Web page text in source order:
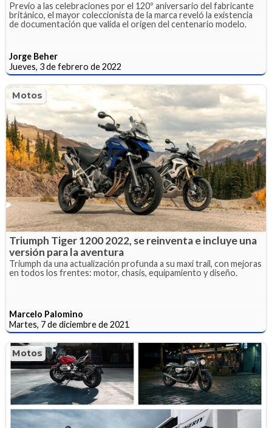
Previo a las celebraciones por el 120º aniversario del fabricante
británico, el mayor coleccionista de la marca reveló la existencia
de documentación que valida el origen del centenario modelo.
Jorge Beher
Jueves, 3 de febrero de 2022
Motos
Triumph Tiger 1200 2022, se reinventa e incluye una
versión para la aventura
Triumph da una actualización profunda a su maxi trail, con mejoras
en todos los frentes: motor, chasis, equipamiento y diseño.
Marcelo Palomino
Martes, 7 de diciembre de 2021
Motos